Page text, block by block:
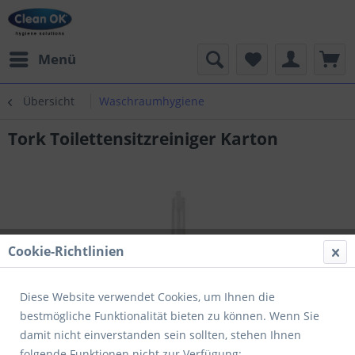
Menü
Übersicht Waschraumhygiene
Tork Toilettensitzreiniger Karton
Cookie-Richtlinien
Diese Website verwendet Cookies, um Ihnen die
bestmögliche Funktionalität bieten zu können. Wenn Sie
damit nicht einverstanden sein sollten, stehen Ihnen